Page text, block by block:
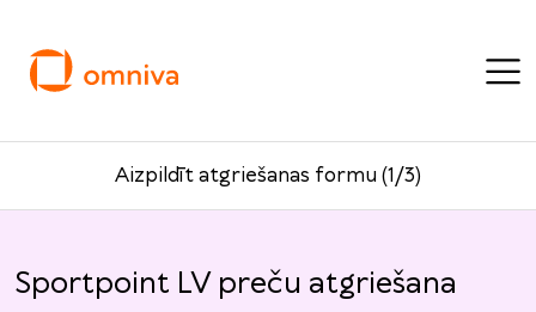
Aizpildīt atgriešanas formu (1/3)
Sportpoint LV preču atgriešana